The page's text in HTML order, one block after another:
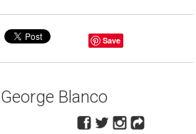
Save
George Blanco